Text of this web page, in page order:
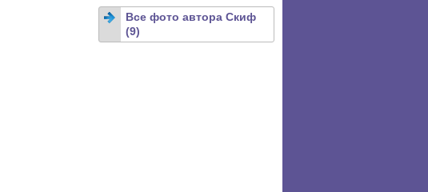
Все фото автора Скиф
(9)